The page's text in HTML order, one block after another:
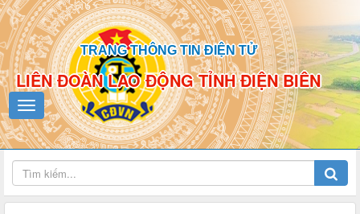
TRANG THÔNG TIN ĐIỆN TỬ
LIÊN ĐOÀN LAO ĐỘNG TỈNH ĐIỆN BIÊN